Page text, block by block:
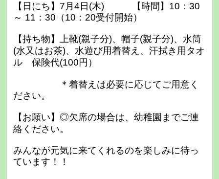
【日にち】7月4日(木) 【時間】10：30
～ 11：30（10：20受付開始）
【持ち物】上靴(親子分)、帽子(親子分)、 水筒
(水又はお茶)、水遊び用着替え、汗拭き用タオ
ル 保険代(100円）
＊着替えは必要に応じてご用意く
ださい。
【お願い】 ◎欠席の場合は、幼稚園までご連
絡ください。
みんなが元気に来てくれるのを楽しみに待っ
ています！！